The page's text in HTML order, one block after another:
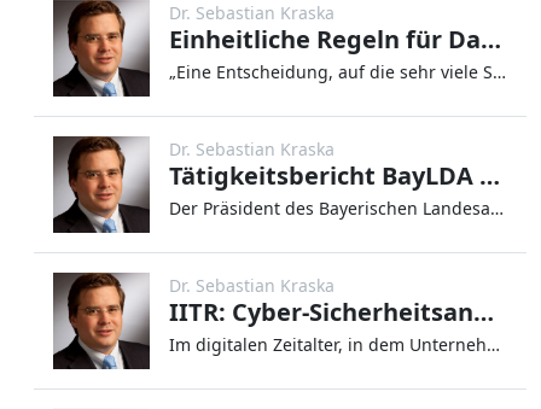
Dr. Sebastian Kraska
Einheitliche Regeln für Datenschutzbußgelder in Europa
„Eine Entscheidung, auf die sehr viele Stellen schon lange mit Spannung gewartet haben. Historisch haben wir nun erstmal
Dr. Sebastian Kraska
Tätigkeitsbericht BayLDA 2022: Wandel zur Datenökonomie
Der Präsident des Bayerischen Landesamts für Datenschutzaufsicht, Herr Michael Will, hat am 6. Juli 2023 im Bayerischen
Dr. Sebastian Kraska
IITR: Cyber-Sicherheitsanalyse schnelle Risikobewertung durch Software
Im digitalen Zeitalter, in dem Unternehmen vermehrt auf vernetzte Systeme angewiesen sind, ist der Schutz vor Cyberbedro